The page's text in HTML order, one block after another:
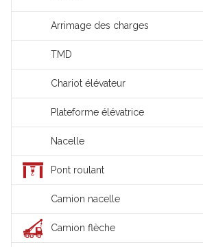
Arrimage des charges
TMD
Chariot élévateur
Plateforme élévatrice
Nacelle
Pont roulant
Camion nacelle
Camion flèche